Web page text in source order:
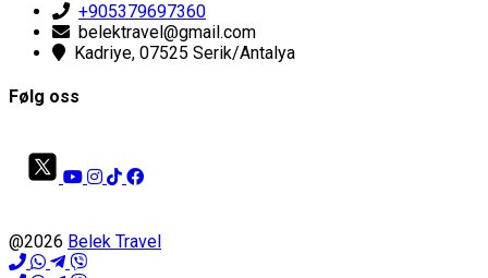
+905379697360
belektravel@gmail.com
Kadriye, 07525 Serik/Antalya
Følg oss
@2026 Belek Travel